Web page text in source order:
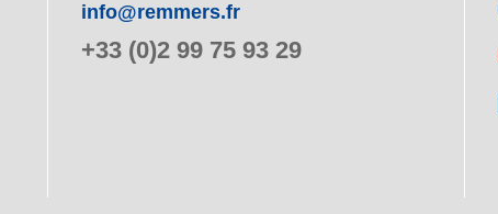
info@remmers.fr
+33 (0)2 99 75 93 29